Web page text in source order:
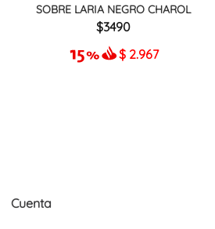
SOBRE LARIA NEGRO CHAROL
3490
$ 2.967
Cuenta